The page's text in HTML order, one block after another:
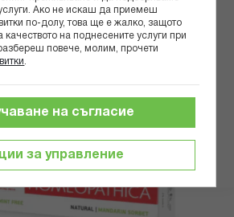
Ако не искаш да приемеш
по-долу, това ще е жалко, защото
на поднесените услуги при
повече, молим, прочети
за управление
на съгласие